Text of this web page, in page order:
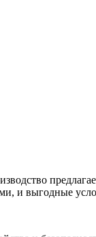
и выгодные